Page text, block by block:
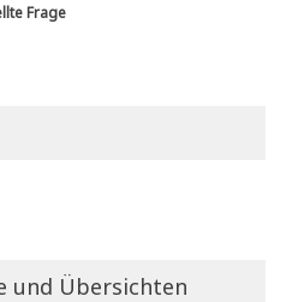
Frage
und Übersichten